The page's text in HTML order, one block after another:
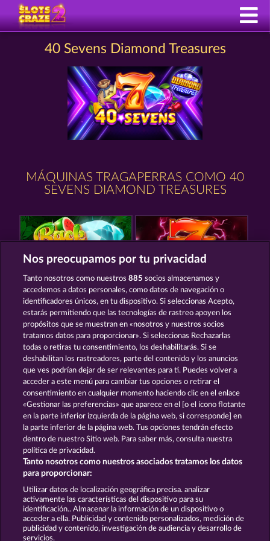
40 Sevens Diamond Treasures
MÁQUINAS TRAGAPERRAS COMO 40
SEVENS DIAMOND TREASURES
BACK TO THE FRUITS MIGHTY 40
FRUIT MANIA RHFP
Términos y condiciones
Declaración de privacidad
Empresa
Enviar solicitud de desistimiento
Nos preocupamos por tu privacidad
Tanto nosotros como nuestros885 socios almacenamos y
accedemos a datos personales, como datos de navegación o
identificadores únicos, en tu dispositivo. Si seleccionas Acepto,
estarás permitiendo que las tecnologías de rastreo apoyen los
propósitos que se muestran en «nosotros y nuestros socios
tratamos datos para proporcionar». Si seleccionas Rechazarlas
todas o retiras tu consentimiento, los deshabilitarás. Si se
deshabilitan los rastreadores, parte del contenido y los anuncios
que ves podrían dejar de ser relevantes para ti. Puedes volver a
acceder a este menú para cambiar tus opciones o retirar el
consentimiento en cualquier momento haciendo clic en el enlace
«Gestionar las preferencias» que aparece en el [o el ícono flotante
en la parte inferior izquierda de la página web, si corresponde] en
la parte inferior de la página web. Tus opciones tendrán efecto
dentro de nuestro Sitio web. Para saber más, consulta nuestra
política de privacidad.
Tanto nosotros como nuestros asociados tratamos los datos
para proporcionar:
Utilizar datos de localización geográfica precisa. analizar
activamente las características del dispositivo para su
identificación.. Almacenar la información de un dispositivo o
acceder a ella. Publicidad y contenido personalizados, medición de
publicidad y contenido, investigación de audiencia y desarrollo de
servicios.